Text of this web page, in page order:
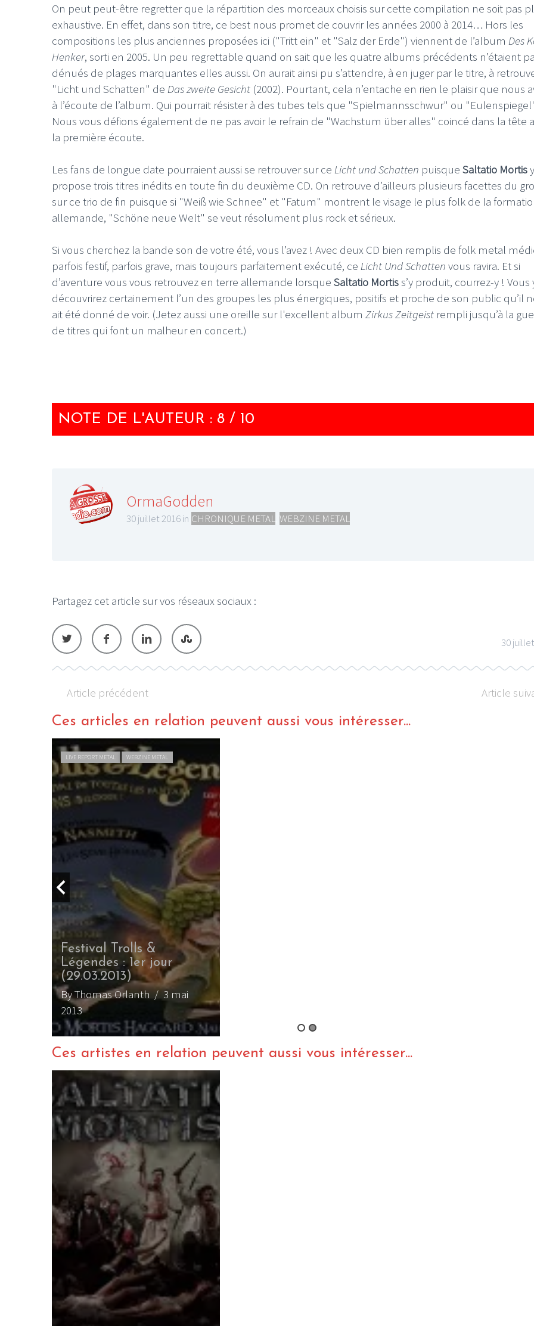
On peut peut-être regretter que la répartition des morceaux choisis sur cette compilation ne soit pas
exhaustive. En effet, dans son titre, ce best nous promet de couvrir les années 2000 à 2014… Hors les
compositions les plus anciennes proposées ici ("Tritt ein" et "Salz der Erde") viennent de l’album Des
Henker, sorti en 2005. Un peu regrettable quand on sait que les quatre albums précédents n’étaient
dénués de plages marquantes elles aussi. On aurait ainsi pu s’attendre, à en juger par le titre, à
"Licht und Schatten" de Das zweite Gesicht (2002). Pourtant, cela n’entache en rien le plaisir que nous
à l’écoute de l’album. Qui pourrait résister à des tubes tels que "Spielmannsschwur" ou
Nous vous défions également de ne pas avoir le refrain de "Wachstum über alles" coincé dans la tête
la première écoute.
Les fans de longue date pourraient aussi se retrouver sur ce Licht und Schatten puisque Saltatio Mortisy
propose trois titres inédits en toute fin du deuxième CD. On retrouve d’ailleurs plusieurs facettes du
sur ce trio de fin puisque si "Weiß wie Schnee" et "Fatum" montrent le visage le plus folk de la
allemande, "Schöne neue Welt" se veut résolument plus rock et sérieux.
Si vous cherchez la bande son de votre été, vous l’avez ! Avec deux CD bien remplis de folk metal
parfois festif, parfois grave, mais toujours parfaitement exécuté, ce Licht Und Schatten vous ravira. Et si
d’aventure vous vous retrouvez en terre allemande lorsque Saltatio Mortiss’y produit, courrez-y ! Vous
découvrirez certainement l’un des groupes les plus énergiques, positifs et proche de son public qu’il
ait été donné de voir. (Jetez aussi une oreille sur l'excellent album Zirkus Zeitgeist rempli jusqu’à la
de titres qui font un malheur en concert.)
NOTE DE L'AUTEUR : 8 / 10
OrmaGodden
30 juillet 2016 in CHRONIQUE METAL WEBZINE METAL
Partagez cet article sur vos réseaux sociaux :
30
Article précédent Article
Ces articles en relation peuvent aussi vous intéresser...
LIVE REPORT METAL WEBZINE METAL
Festival Trolls &
Légendes : 1er jour
(29.03.2013)
By Thomas Orlanth/ 3 mai
2013
Ces artistes en relation peuvent aussi vous intéresser...
LE GROS RIFFIFI
LE GROS RIFFIFI –
Christmas Riffifi 2025 !!!
LE GROS RIFFIFI
LE GROS RIFFIFI –
The Covers !!!